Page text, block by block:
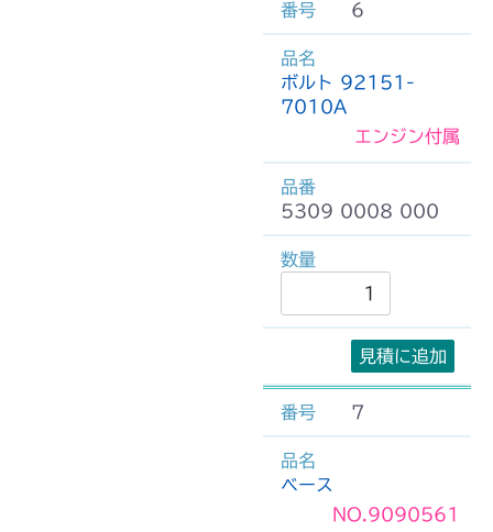
6
ボルト 92151-
7010A
エンジン付属
5309 0008 000
見積に追加
7
ベース
NO.9090561